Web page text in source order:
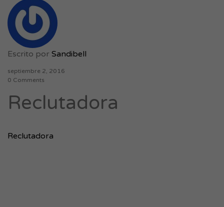
Escrito por Sandibell
septiembre 2, 2016
0 Comments
Reclutadora
Reclutadora